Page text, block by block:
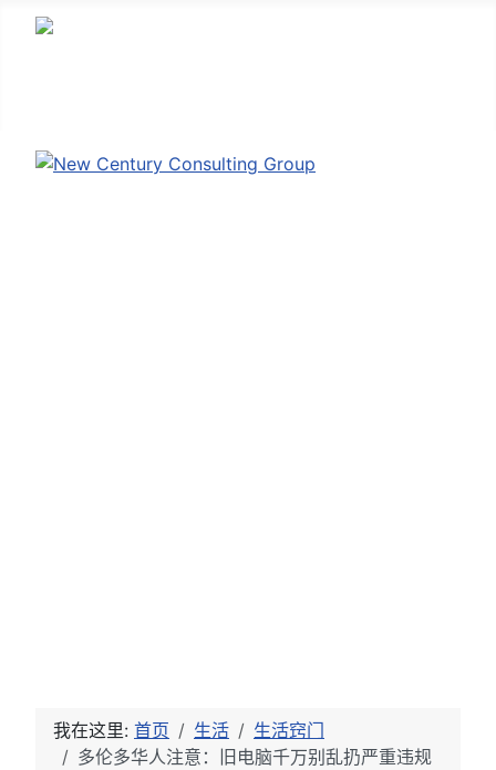
我在这里: 首页 生活
生活窍门
多伦多华人注意：旧电脑千万别乱扔严重违规